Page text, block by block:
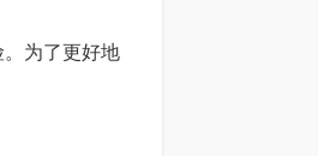
为了更好地